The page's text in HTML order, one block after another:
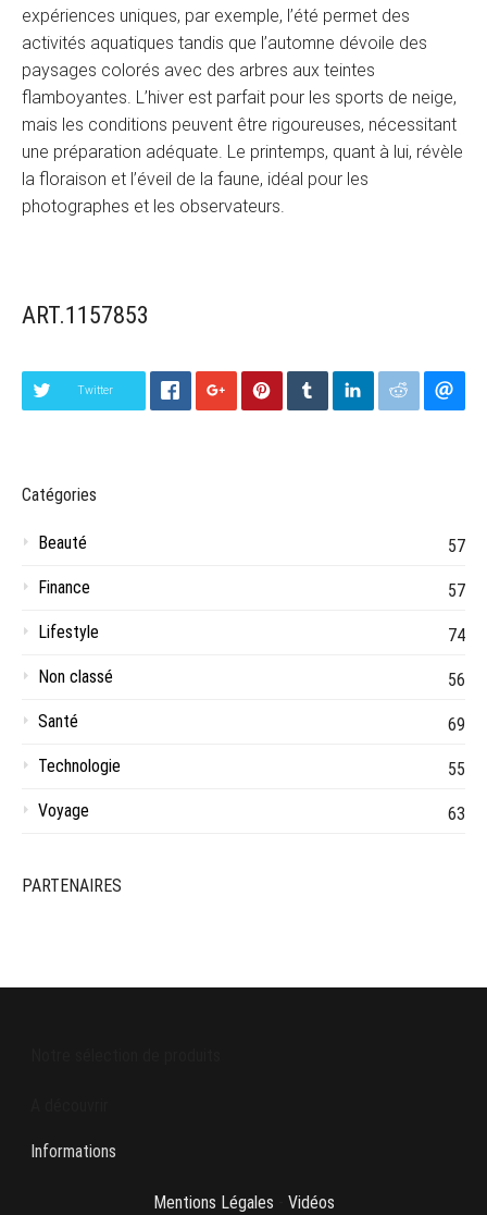
expériences uniques, par exemple, l’été permet des
activités aquatiques tandis que l’automne dévoile des
paysages colorés avec des arbres aux teintes
flamboyantes. L’hiver est parfait pour les sports de neige,
mais les conditions peuvent être rigoureuses, nécessitant
une préparation adéquate. Le printemps, quant à lui, révèle
la floraison et l’éveil de la faune, idéal pour les
photographes et les observateurs.
ART.1157853
Twitter
Catégories
Beauté
57
Finance
57
Lifestyle
74
Non classé
56
Santé
69
Technologie
55
Voyage
63
PARTENAIRES
Informations
Mentions Légales Vidéos